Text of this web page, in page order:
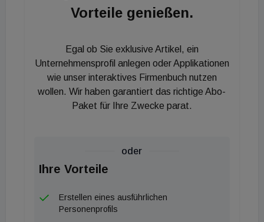
Vorteile genießen.
Egal ob Sie exklusive Artikel, ein
Unternehmensprofil anlegen oder Applikationen
wie unser interaktives Firmenbuch nutzen
wollen. Wir haben garantiert das richtige Abo-
Paket für Ihre Zwecke parat.
oder
Ihre Vorteile
Erstellen eines ausführlichen
Personenprofils